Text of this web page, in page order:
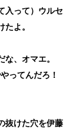
入って）ウルセ
よ。
、オマエ。
ってんだろ！
けた穴を伊藤